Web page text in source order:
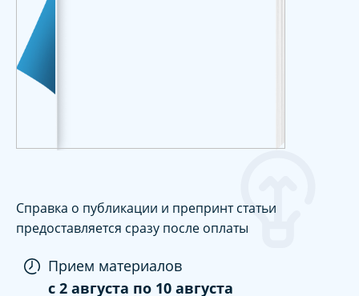
Справка о публикации и препринт статьи
предоставляется сразу после оплаты
Прием материалов
c 2 августа по 10 августа